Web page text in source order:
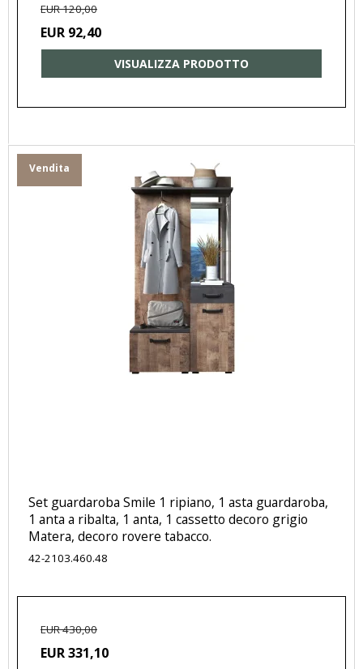
EUR 120,00
EUR 92,40
VISUALIZZA PRODOTTO
Vendita
Set guardaroba Smile 1 ripiano, 1 asta guardaroba,
1 anta a ribalta, 1 anta, 1 cassetto decoro grigio
Matera, decoro rovere tabacco.
42-2103.460.48
EUR 430,00
EUR 331,10